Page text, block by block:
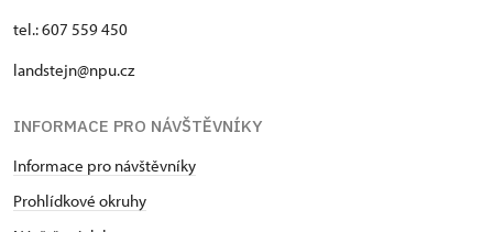
tel.: 607 559 450
landstejn@npu.cz
INFORMACE PRO NÁVŠTĚVNÍKY
Informace pro návštěvníky
Prohlídkové okruhy